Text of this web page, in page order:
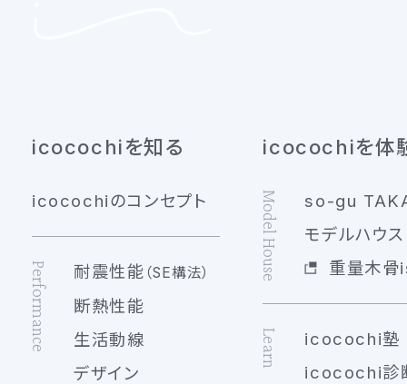
icocochiを知る
icocochiのコンセプト
Performance 耐震性能 （SE構法）
断熱性能
生活動線
デザイン
icocochiを体
Model House
so-gu
モデルハウ
重量木
Learn
icocochi塾
icocochi診